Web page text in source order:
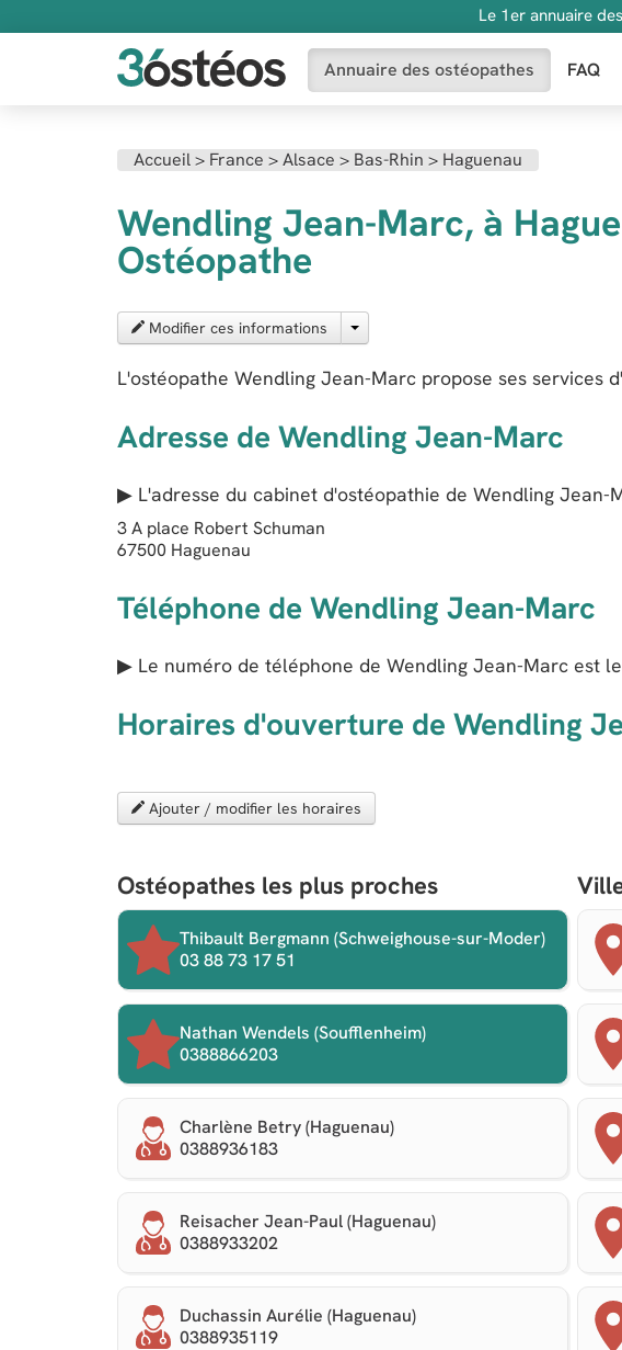
Le 1er annuaire
Annuaire des ostéopathes FAQ
Accueil> France >Alsace > Bas-Rhin > Haguenau
Wendling Jean-Marc, à
Ostéopathe
Modifier ces informations
L'ostéopathe Wendling Jean-Marc propose ses services
Adresse de Wendling Jean-Marc
▶ L'adresse du cabinet d'ostéopathie de Wendling Jean-
3 A place Robert Schuman
67500 Haguenau
Téléphone de Wendling Jean-Marc
▶ Le numéro de téléphone de Wendling Jean-Marc est le
Horaires d'ouverture de Wendling
Ajouter / modifier les horaires
Ostéopathes les plus proches
Thibault Bergmann (Schweighouse-sur-Moder)
03 88 73 17 51
Nathan Wendels (Soufflenheim)
0388866203
Charlène Betry (Haguenau)
0388936183
Reisacher Jean-Paul (Haguenau)
0388933202
Duchassin Aurélie (Haguenau)
0388935119